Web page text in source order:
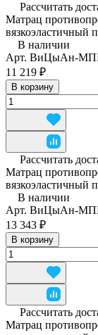
Рассчитать
Матрац
В наличии
Арт. ВиЦыАн-
11 219 ₽
В корзину
Рассчитать
Матрац
В наличии
Арт. ВиЦыАн-
13 343 ₽
В корзину
Рассчитать
Матрац